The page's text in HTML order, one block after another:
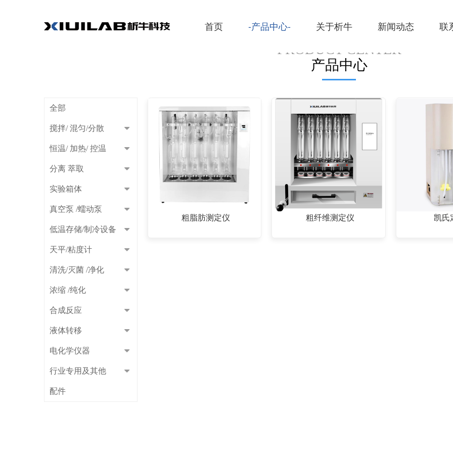
首页 产品中心
分离 萃取
实验箱体
天平/粘度计
清洗/灭菌/净化
浓缩/纯化
混匀仪
均质机
分散机
摇床/振荡器
关于析牛 新闻动态 联
PRODUCT CENTER
产品中心
全部
搅拌/ 混匀/分散
恒温/ 加热/ 控温
分离 萃取
实验箱体
真空泵 /蠕动泵
低温存储/制冷设备
天平/粘度计
清洗/灭菌 /净化
浓缩 /纯化
合成反应
液体转移
电化学仪器
行业专用及其他
配件
粗脂肪测定仪 粗纤维测定仪 凯氏